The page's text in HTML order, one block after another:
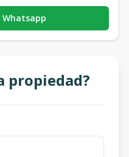
Whatsapp
propiedad?